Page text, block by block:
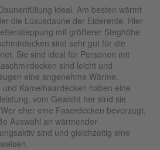
ideal. Am besten wärmt
die Luxusdaune der Eiderente. Hier
mit größerer Steghöhe
sind sehr gut für die
Sie sind ideal für Personen mit
sind leicht und
eine angenehme Wärme.
Kamelhaardecken haben eine
vom Gewicht her sind sie
eher eine Faserdecken bevorzugt,
Auswahl an wärmender
sind und gleichzeitig eine